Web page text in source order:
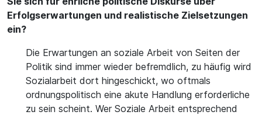
Erfolgserwartungen und realistische Zielsetzungen
ein?
Die Erwartungen an soziale Arbeit von Seiten der
Politik sind immer wieder befremdlich, zu häufig wird
Sozialarbeit dort hingeschickt, wo oftmals
ordnungspolitisch eine akute Handlung erforderliche
zu sein scheint. Wer Soziale Arbeit entsprechend